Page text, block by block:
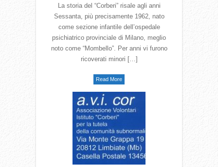
La storia del “Corberi” risale agli anni
Sessanta, più precisamente 1962, nato
come sezione infantile dell’ospedale
psichiatrico provinciale di Milano, meglio
noto come “Mombello”. Per anni vi furono
ricoverati minori […]
Read More